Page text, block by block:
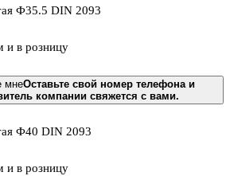
Ф35.5 DIN 2093
и в розницу
мнеОставьте свой номер телефона и
компании свяжется с вами.
Ф40 DIN 2093
и в розницу